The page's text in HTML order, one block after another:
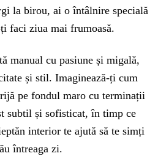
la birou, ai o întâlnire specială
faci ziua mai frumoasă.
manual cu pasiune și migală,
și stil. Imaginează-ți cum
pe fondul maro cu terminații
subtil și sofisticat, în timp ce
interior te ajută să te simți
întreaga zi.